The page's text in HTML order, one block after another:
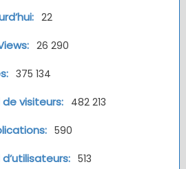
22
26 290
375 134
visiteurs: 482 213
590
513